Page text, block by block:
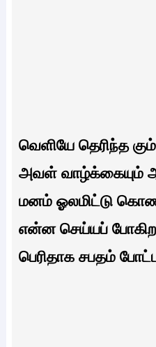
வெளியே தெரிந்த
அவள் வாழ்க்கையும்
மனம் ஓலமிட்டு
என்ன செய்யப்
பெரிதாக சபதம்